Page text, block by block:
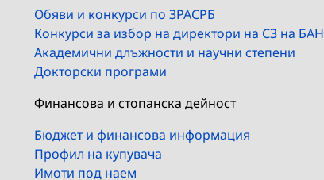
Обяви и конкурси по ЗРАСРБ
Конкурси за избор на директори на СЗ на БАН
Академични длъжности и научни степени
Докторски програми
Финансова и стопанска дейност
Бюджет и финансова информация
Профил на купувача
Имоти под наем